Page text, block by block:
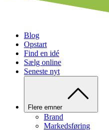
Blog
Opstart
Find en idé
Sælg online
Seneste nyt
Flere emner
Brand
Markedsføring